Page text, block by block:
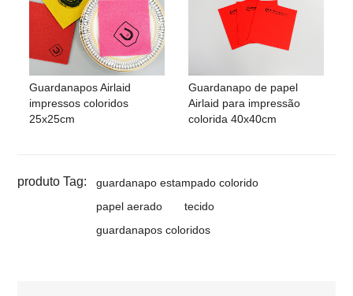
Guardanapos Airlaid
impressos coloridos
25x25cm
Guardanapo de papel
Airlaid para impressão
colorida 40x40cm
produto Tag:
guardanapo estampado colorido
papel aerado
tecido
guardanapos coloridos